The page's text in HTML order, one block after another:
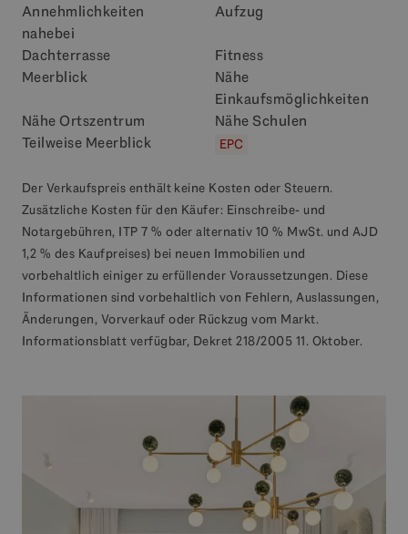
Annehmlichkeiten
nahebei
Aufzug
Dachterrasse
Fitness
Meerblick
Nähe
Einkaufsmöglichkeiten
Nähe Ortszentrum
Nähe Schulen
Teilweise Meerblick
EPC
Der Verkaufspreis enthält keine Kosten oder Steuern.
Zusätzliche Kosten für den Käufer: Einschreibe- und
Notargebühren, ITP 7 % oder alternativ 10 % MwSt. und AJD
1,2 % des Kaufpreises) bei neuen Immobilien und
vorbehaltlich einiger zu erfüllender Voraussetzungen. Diese
Informationen sind vorbehaltlich von Fehlern, Auslassungen,
Änderungen, Vorverkauf oder Rückzug vom Markt.
Informationsblatt verfügbar, Dekret 218/2005 11. Oktober.